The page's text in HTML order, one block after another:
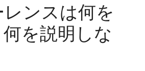
ンスは何を
を説明しな